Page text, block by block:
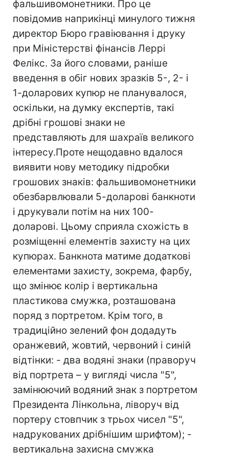
фальшивомонетники. Про це
повідомив наприкінці минулого тижня
директор Бюро гравіювання і друку
при Міністерстві фінансів Леррі
Фелікс. За його словами, раніше
введення в обіг нових зразків 5-, 2- і
1-доларових купюр не планувалося,
оскільки, на думку експертів, такі
дрібні грошові знаки не
представляють для шахраїв великого
інтересу.Проте нещодавно вдалося
виявити нову методику підробки
грошових знаків: фальшивомонетники
обезбарвлювали 5-доларові банкноти
і друкували потім на них 100-
доларові. Цьому сприяла схожість в
розміщенні елементів захисту на цих
купюрах. Банкнота матиме додаткові
елементами захисту, зокрема, фарбу,
що змінює кoлір i вертикальна
пластикова смужка, розташована
поряд з портретом. Крім того, в
традиційно зелений фон додадуть
оранжевий, жовтий, червоний і синій
відтінки: - два водяні знаки (праворуч
від портрета – у вигляді числа "5",
замінюючий водяний знак з портретом
Президента Лінкольна, ліворуч від
портеру стовпчик з трьох чисел "5",
надрукованих дрібнішим шрифтом); -
вертикальна захисна смужка